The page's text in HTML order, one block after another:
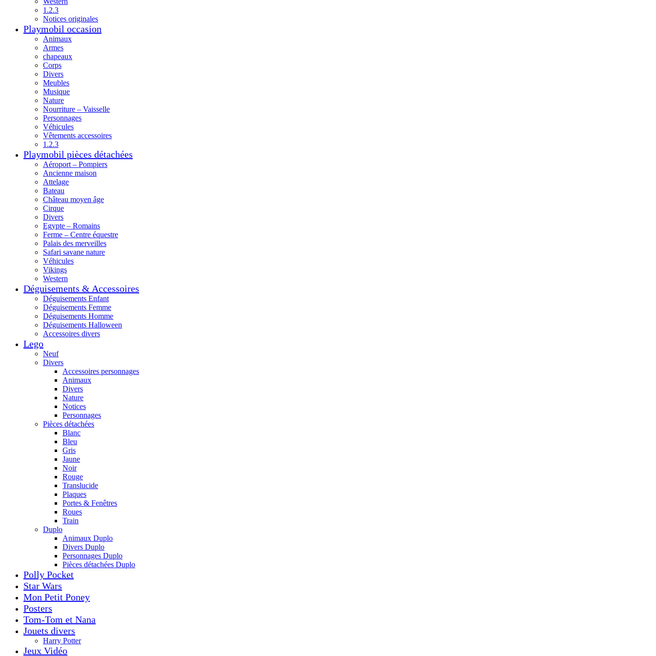
1.2.3
Notices originales
Playmobil occasion
Animaux
Armes
chapeaux
Corps
Divers
Meubles
Musique
Nature
Nourriture – Vaisselle
Personnages
Véhicules
Vêtements accessoires
1.2.3
Playmobil pièces détachées
Aéroport – Pompiers
Ancienne maison
Attelage
Bateau
Château moyen âge
Cirque
Divers
Egypte – Romains
Ferme – Centre équestre
Palais des merveilles
Safari savane nature
Véhicules
Vikings
Western
Déguisements & Accessoires
Déguisements Enfant
Déguisements Femme
Déguisements Homme
Déguisements Halloween
Accessoires divers
Lego
Neuf
Divers
Accessoires personnages
Animaux
Divers
Nature
Notices
Personnages
Pièces détachées
Blanc
Bleu
Gris
Jaune
Noir
Rouge
Translucide
Plaques
Portes & Fenêtres
Roues
Train
Duplo
Animaux Duplo
Divers Duplo
Personnages Duplo
Pièces détachées Duplo
Polly Pocket
Star Wars
Mon Petit Poney
Posters
Tom-Tom et Nana
Jouets divers
Harry Potter
Jeux Vidéo